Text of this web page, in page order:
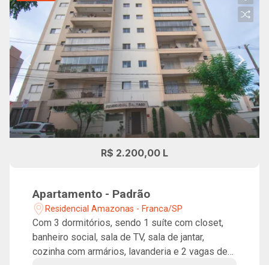
R$ 2.200,00 L
Apartamento - Padrão
Residencial Amazonas - Franca/SP
Com 3 dormitórios, sendo 1 suíte com closet,
banheiro social, sala de TV, sala de jantar,
cozinha com armários, lavanderia e 2 vagas de